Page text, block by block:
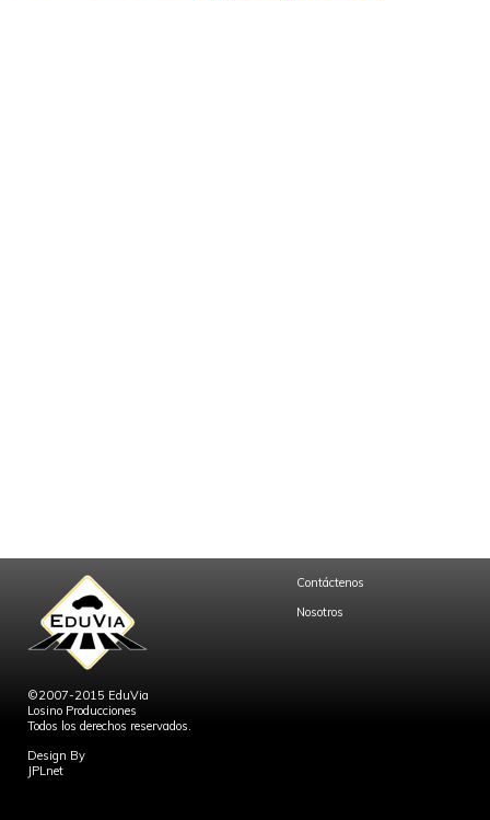
©2007-2015 EduVia
Losino Producciones
Todos los derechos reservados.
Design By
JPLnet
Contáctenos
Nosotros